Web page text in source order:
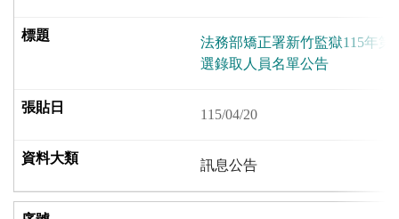
法務部矯正署新竹監獄115年
選錄取人員名單公告
115/04/20
訊息公告